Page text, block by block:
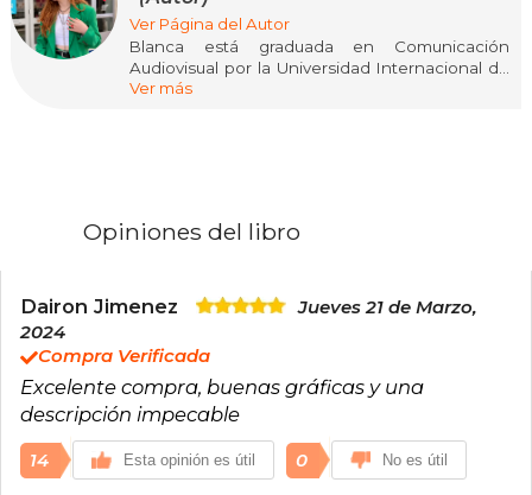
Ver Página del Autor
Blanca está graduada en Comunicación
Audiovisual por la Universidad Internacional de
Catalunya y se encuentra cursando un Máster
Ver más
Opiniones del libro
Dairon Jimenez
Jueves 21 de Marzo,
2024
Compra Verificada
Excelente compra, buenas gráficas y una
descripción impecable
14 Esta opinión es útil 0 No es útil